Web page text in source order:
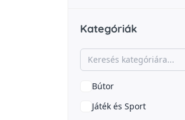
Kategóriák
Bútor
Játék és Sport